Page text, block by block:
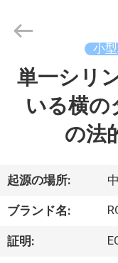
家
ダ
ク
ト
Shanghai
Rongyao
Rights
Reserved.
小
単一シリ
いる横の
の法
起源の場所:
ブランド名:
証明: